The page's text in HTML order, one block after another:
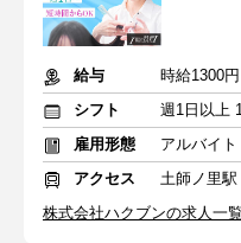
給与
時給1300
シフト
雇用形態
アルバイト
アクセス
土師ノ里
株式会社ハクブンの求人一